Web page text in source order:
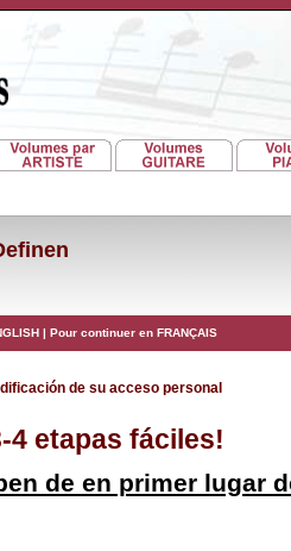
| Pour continuer en FRANÇAIS
de su acceso personal
4 etapas fáciles!
de en primer lugar